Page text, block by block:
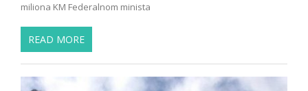
miliona KM Federalnom minista
READ MORE